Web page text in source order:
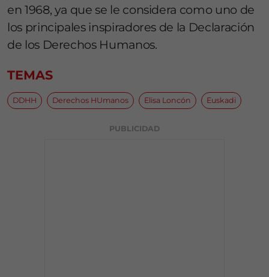
en 1968, ya que se le considera como uno de
los principales inspiradores de la Declaración
de los Derechos Humanos.
TEMAS
DDHH Derechos HUmanos Elisa Loncón Euskadi
PUBLICIDAD